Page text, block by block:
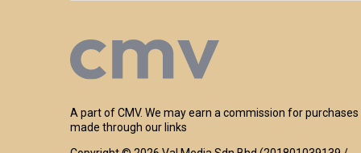
A part of CMV. We may earn a commission for purchases
made through our links